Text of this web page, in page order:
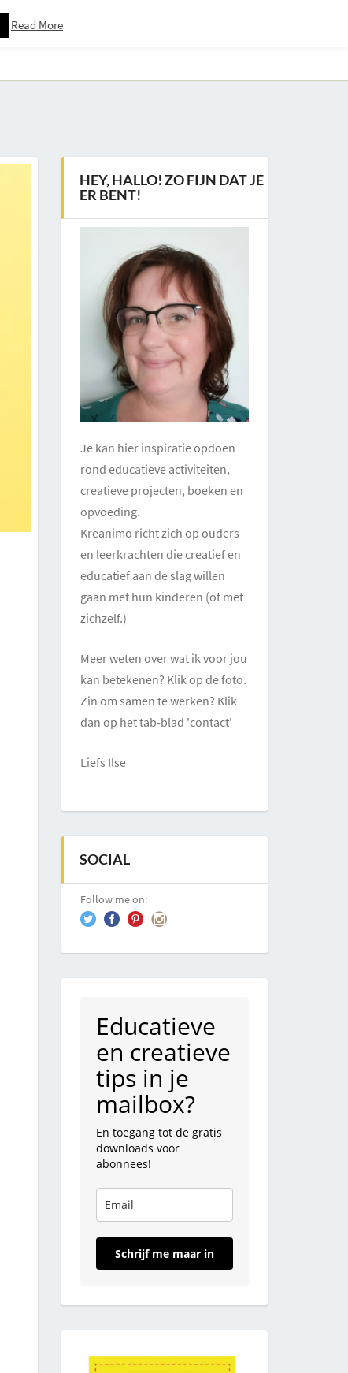
Downloadspagina – Voor Nieuwsbrief Abonnees
HEY, HALLO! ZO FIJN DAT JE
ER BENT!
Je kan hier inspiratie opdoen
rond educatieve activiteiten,
creatieve projecten, boeken en
opvoeding.
Kreanimo richt zich op ouders
en leerkrachten die creatief en
educatief aan de slag willen
gaan met hun kinderen (of met
zichzelf.)
Meer weten over wat ik voor jou
kan betekenen? Klik op de foto.
Zin om samen te werken? Klik
dan op het tab-blad 'contact'
Liefs Ilse
SOCIAL
Follow me on:
Educatieve
en creatieve
tips in je
mailbox?
En toegang tot de gratis
downloads voor
abonnees!
Schrijf me maar in
Read More